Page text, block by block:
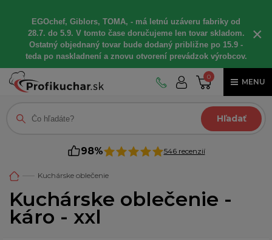
EGOchef, Giblors, TOMA, - má letnú uzáveru fabriky od
28.7. do 5.9. V tomto čase doručujeme len tovar skladom.
Ostatný objednaný tovar bude dodaný približne po 15.9 -
teda po naskladnení a znovu otvorení prevádzok výrobcov.
×
0
MENU
Hľadať
98% 546 recenzií
Kuchárske oblečenie
Kuchárske oblečenie -
káro - xxl